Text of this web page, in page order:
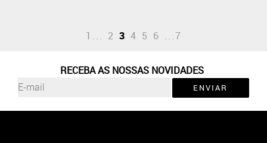
1 2 3 4 5 6 7
RECEBA AS NOSSAS NOVIDADES
ENVIAR